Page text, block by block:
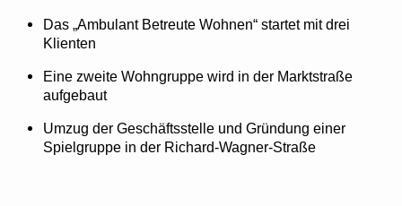
Das „Ambulant Betreute Wohnen“ startet mit drei
Klienten
Eine zweite Wohngruppe wird in der Marktstraße
aufgebaut
Umzug der Geschäftsstelle und Gründung einer
Spielgruppe in der Richard-Wagner-Straße